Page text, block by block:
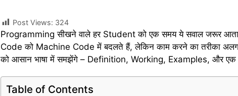
Post Views: 324
Programming सीखने वाले हर Student को एक समय ये सवाल जरूर
Code को Machine Code में बदलते हैं, लेकिन काम करने का तरीका
को आसान भाषा में समझेंगे – Definition, Working, Examples, और
Table of Contents